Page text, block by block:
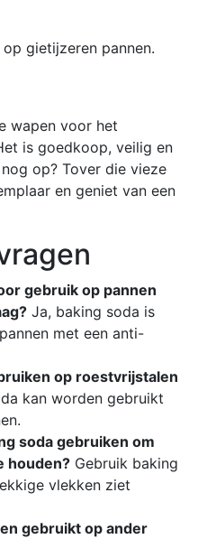
gietijzeren pannen.
wapen voor het
is goedkoop, veilig en
op? Tover die vieze
en geniet van een
gebruik op pannen
Ja, baking soda is
met een anti-
op roestvrijstalen
kan worden gebruikt
soda gebruiken om
houden? Gebruik baking
vlekken ziet
gebruikt op ander